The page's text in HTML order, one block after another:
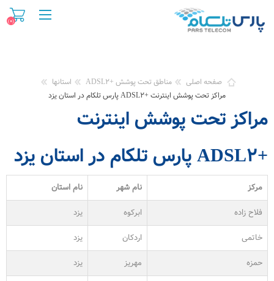
(۰)
صفحه اصلی مناطق تحت پوشش +ADSL۲
استانها
مراکز تحت پوشش اینترنت +ADSL۲ پارس تلکام در استان یزد
مراکز تحت پوشش اینترنت
+ADSL۲ پارس تلکام در استان یزد
مرکز نام شهر
نام استان
فلاح زاده
ابرکوه
یزد
خاتمی
اردکان
یزد
حمزه
مهریز
یزد